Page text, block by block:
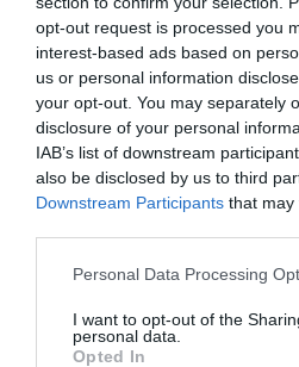
opt-out request is processed you
interest-based ads based on
us or personal information
your opt-out. You may separately
disclosure of your personal
IAB’s list of downstream
also be disclosed by us to third
Downstream Participants that may
Personal Data Processing
I want to opt-out of the
personal data.
Opted In